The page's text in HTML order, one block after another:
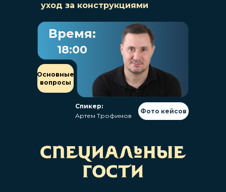
Спикер:
Артем Трофимов
уход за конструкциями
18:00
Время:
Фото кейсов
Основные
вопросы